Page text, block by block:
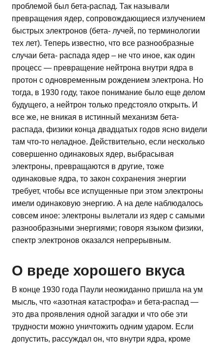
проблемой был бета-распад. Так называли
превращения ядер, сопровождающиеся излучением
быстрых электронов (бета- лучей, по терминологии
тех лет). Теперь известно, что все разнообразные
случаи бета- распада ядер – не что иное, как один
процесс — превращение нейтрона внутри ядра в
протон с одновременным рождением электрона. Но
тогда, в 1930 году, такое понимание было еще делом
будущего, а нейтрон только предстояло открыть. И
все же, не вникая в истинный механизм бета-
распада, физики конца двадцатых годов ясно видели
там что-то неладное. Действительно, если несколько
совершенно одинаковых ядер, выбрасывая
электроны, превращаются в другие, тоже
одинаковые ядра, то закон сохранения энергии
требует, чтобы все испущенные при этом электроны
имели одинаковую энергию. А на деле наблюдалось
совсем иное: электроны вылетали из ядер с самыми
разнообразными энергиями; говоря языком физики,
спектр электронов оказался непрерывным.
О вреде хорошего вкуса
В конце 1930 года Паули неожиданно пришла на ум
мысль, что «азотная катастрофа» и бета-распад —
это два проявления одной загадки и что обе эти
трудности можно уничтожить одним ударом. Если
допустить, рассуждал он, что внутри ядра, кроме